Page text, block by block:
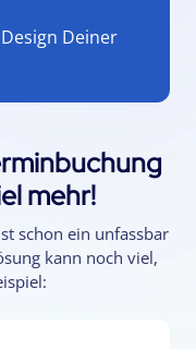
Deiner
mehr!
schon ein unfassbar
kann noch viel,